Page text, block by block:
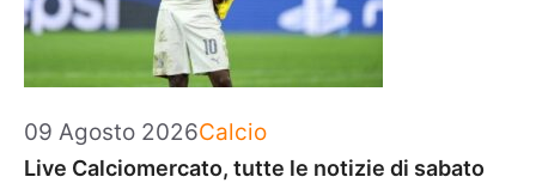
09 Agosto 2026Categorie
Calcio
Live Calciomercato, tutte le notizie di sabato